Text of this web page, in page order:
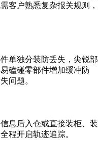
客户熟悉复杂报关规则，
单独分装防丢失，尖锐部
磕碰零部件增加缓冲防
问题。
息后入仓或直接装柜、装
程开启轨迹追踪。